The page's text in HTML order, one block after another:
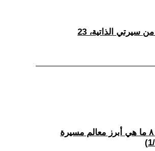
(21) في ذكراه ال ٨٠ ما هي أبرز معالم مسيرة